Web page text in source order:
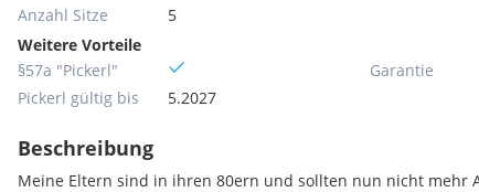
Anzahl Sitze
5
Weitere Vorteile
§57a "Pickerl"
Pickerl gültig bis
5.2027
Garantie
Beschreibung
Meine Eltern sind in ihren 80ern und sollten nun nicht mehr